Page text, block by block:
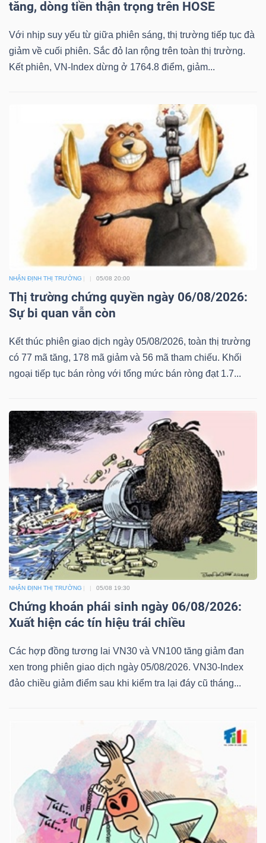
tăng, dòng tiền thận trọng trên HOSE
Với nhịp suy yếu từ giữa phiên sáng, thị trường tiếp tục đà
giảm về cuối phiên. Sắc đỏ lan rộng trên toàn thị trường.
Kết phiên, VN-Index dừng ở 1764.8 điểm, giảm...
NHẬN ĐỊNH THỊ TRƯỜNG 05/08 20:00
Thị trường chứng quyền ngày 06/08/2026:
Sự bi quan vẫn còn
Kết thúc phiên giao dịch ngày 05/08/2026, toàn thị trường
có 77 mã tăng, 178 mã giảm và 56 mã tham chiếu. Khối
ngoại tiếp tục bán ròng với tổng mức bán ròng đạt 1.7...
NHẬN ĐỊNH THỊ TRƯỜNG 05/08 19:30
Chứng khoán phái sinh ngày 06/08/2026:
Xuất hiện các tín hiệu trái chiều
Các hợp đồng tương lai VN30 và VN100 tăng giảm đan
xen trong phiên giao dịch ngày 05/08/2026. VN30-Index
đảo chiều giảm điểm sau khi kiểm tra lại đáy cũ tháng...